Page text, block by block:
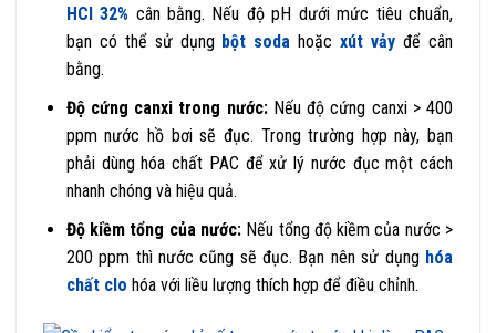
HCl 32% cân bằng. Nếu độ pH dưới mức tiêu chuẩn,
bạn có thể sử dụng bột soda hoặcxút vảy để cân
bằng.
Độ cứng canxi trong nước:Nếu độ cứng canxi > 400
ppm nước hồ bơi sẽ đục. Trong trường hợp này, bạn
phải dùng hóa chất PAC để xử lý nước đục một cách
nhanh chóng và hiệu quả.
Độ kiềm tổng của nước:Nếu tổng độ kiềm của nước >
200 ppm thì nước cũng sẽ đục. Bạn nên sử dụng hóa
chất clo hóa với liều lượng thích hợp để điều chỉnh.